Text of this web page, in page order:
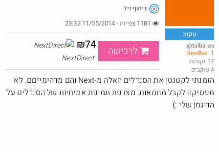
באושר עד , מסך מחשב JVC (וזו כמובן מדבקה) 24 אינטש.
₪149.0
@bobsacamano
20· 15· 514
עקוב
@talbalas
1. NewBee
17 נקודות
4 עוקבים
שיתוף דיל
לרכישה ₪74
NextDirect
הזמנתי לקטנטן את הסנדלים האלה מ-Next והם מדהימייםם. לא
מפסיקה לקבל מחמאות. מצרפת תמונות אמיתיות של הסנדלים על
הדוגמן שלי :)